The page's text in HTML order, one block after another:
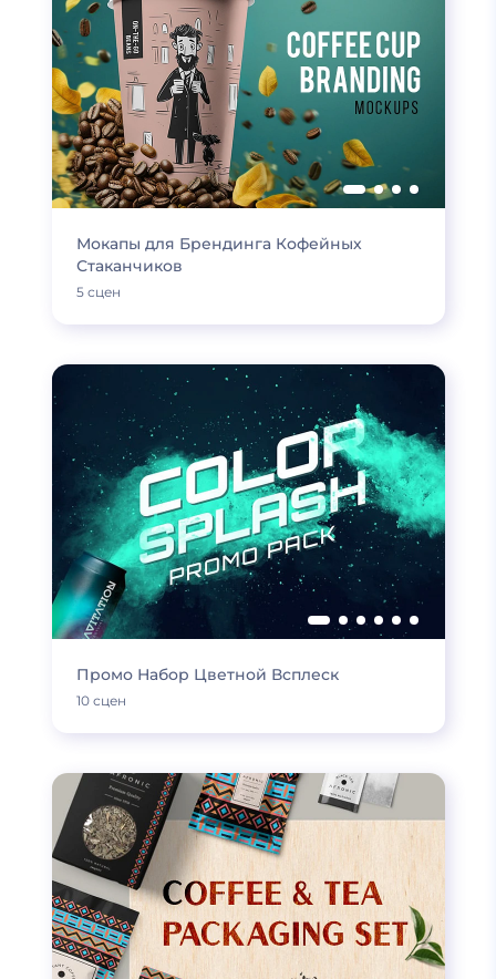
Мокапы для Брендинга Кофейных
Стаканчиков
5 сцен
Промо Набор Цветной Всплеск
10 сцен